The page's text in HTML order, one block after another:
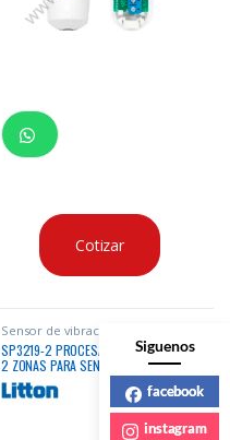
Cotizar
Sensor de vibracion
SP3219-2 PROCESADOR DE SEÑAL DE
2 ZONAS PARA SENSORES LITTON
Siguenos
facebook
instagram